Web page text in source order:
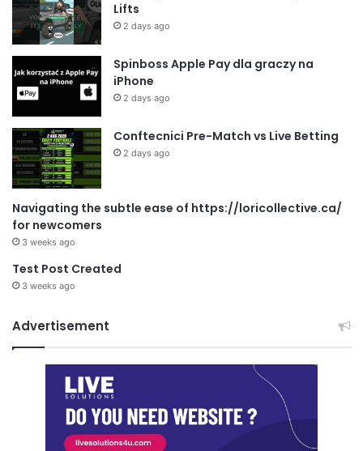
Lifts
2 days ago
Spinboss Apple Pay dla graczy na
iPhone
2 days ago
Conftecnici Pre-Match vs Live Betting
2 days ago
Navigating the subtle ease of https://loricollective.ca/
for newcomers
3 weeks ago
Test Post Created
3 weeks ago
Advertisement